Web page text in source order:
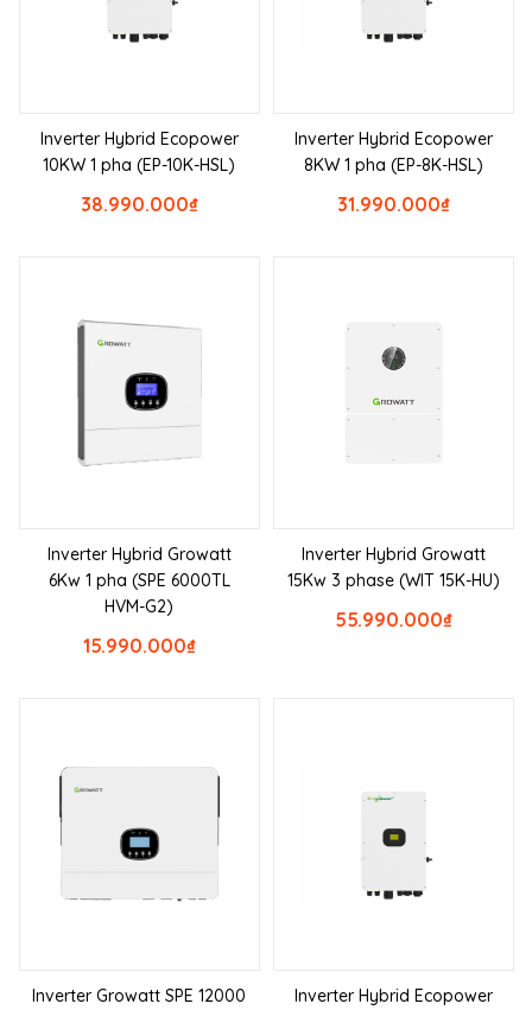
Inverter Hybrid Ecopower
10KW 1 pha (EP-10K-HSL)
₫
38.990.000
Inverter Hybrid Ecopower
8KW 1 pha (EP-8K-HSL)
₫
31.990.000
Inverter Hybrid Growatt
6Kw 1 pha (SPE 6000TL
HVM-G2)
₫
15.990.000
Inverter Hybrid Growatt
15Kw 3 phase (WIT 15K-HU)
₫
55.990.000
Inverter Growatt SPE 12000
Inverter Hybrid Ecopower